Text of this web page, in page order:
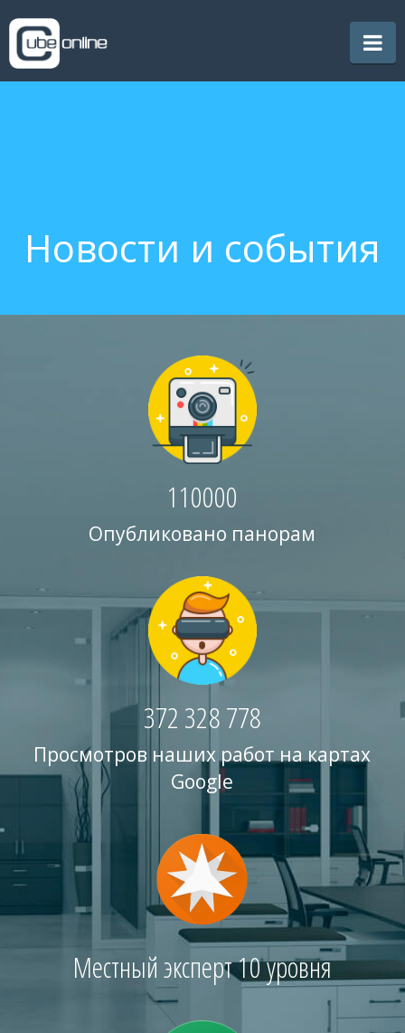
CubeOnline
Новости и события
110000
Опубликовано панорам
372 328 778
Просмотров наших работ на картах
Google
Местный эксперт 10 уровня